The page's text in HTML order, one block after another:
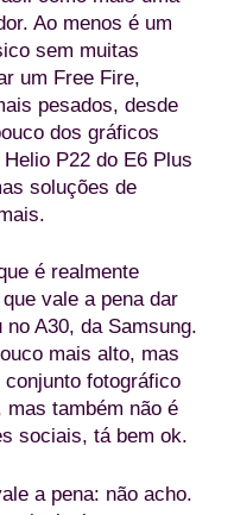
Ao menos é um
sem muitas
um Free Fire,
pesados, desde
dos gráficos
P22 do E6 Plus
soluções de
é realmente
vale a pena dar
A30, da Samsung.
mais alto, mas
fotográfico
mas também não é
sociais, tá bem ok.
a pena: não acho.